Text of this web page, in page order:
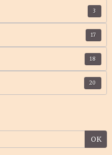
3
17
18
20
OK